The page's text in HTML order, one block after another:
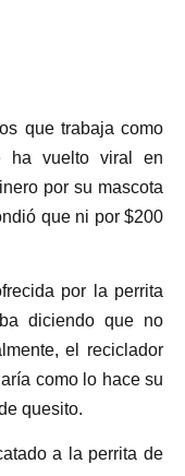
que trabaja como
ha vuelto viral en
por su mascota
que ni por $200
por la perrita
diciendo que no
el reciclador
como lo hace su
quesito.
a la perrita de